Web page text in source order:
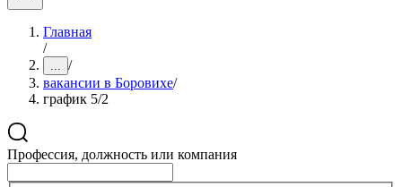
Главная
/
... /
вакансии в Боровихе/
график 5/2
Профессия, должность или компания